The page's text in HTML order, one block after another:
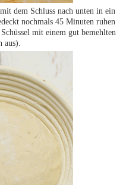
dem Schluss nach unten in ein
nochmals 45 Minuten ruhen
mit einem gut bemehlten
aus).